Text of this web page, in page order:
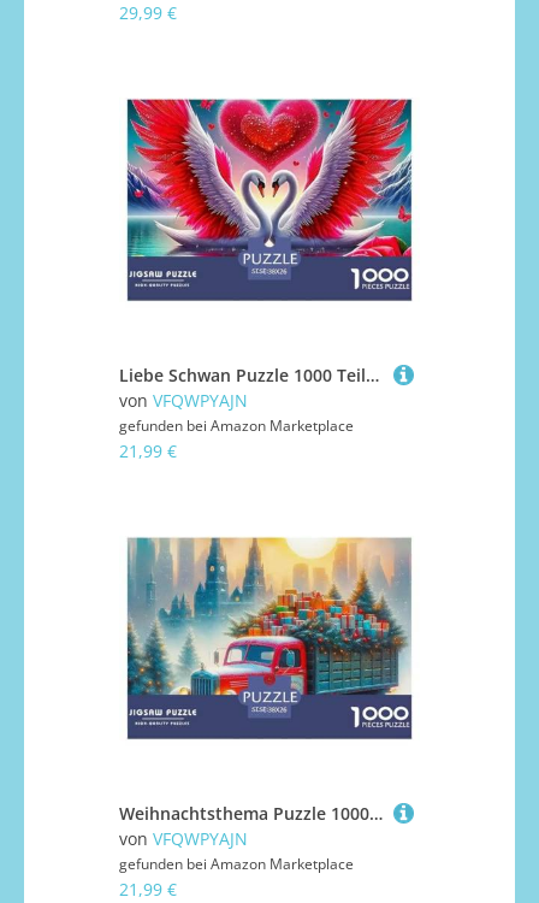
29,99 €
Liebe Schwan Puzzle 1000 Teile Liebe Schwan Für Erwachsene Kinder Clevere Rätsel Für Pädagogisches Spiel 38x26cm/1000pcs
von VFQWPYAJN
gefunden bei Amazon Marketplace
21,99 €
Weihnachtsthema Puzzle 1000 Teile Für Erwachsene Kinder Mit Gemütliche Studie-Motiv Impossible Game 38x26cm/1000pcs
von VFQWPYAJN
gefunden bei Amazon Marketplace
21,99 €